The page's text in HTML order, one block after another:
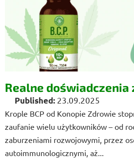
t
y
k
ó
Realne doświadczenia
23.09.2025
Krople BCP od Konopie Zdrowie
zaufanie wielu użytkowników – od
zaburzeniami rozwojowymi, przez
autoimmunologicznymi, aż...